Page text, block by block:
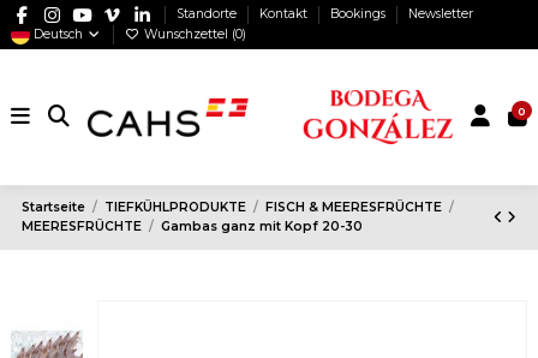
Standorte Kontakt Bookings
Newsletter
Deutsch
Wunschzettel (0)
0
Startseite TIEFKÜHLPRODUKTE
FISCH & MEERESFRÜCHTE
MEERESFRÜCHTE
Gambas ganz mit Kopf 20-30